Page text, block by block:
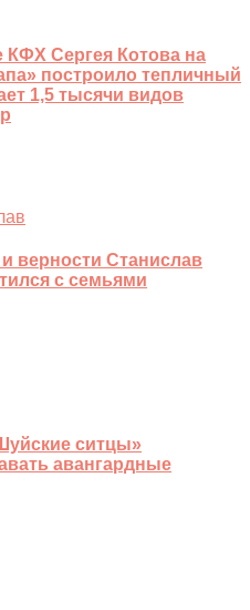
КФХ Сергея Котова на
построило тепличный
1,5 тысячи видов
верности Станислав
с семьями
ситцы»
авангардные